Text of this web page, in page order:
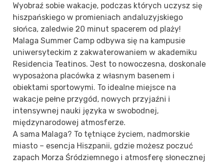
Wyobraź sobie wakacje, podczas których uczysz się
hiszpańskiego w promieniach andaluzyjskiego
słońca, zaledwie 20 minut spacerem od plaży!
Malaga Summer Camp odbywa się na kampusie
uniwersyteckim z zakwaterowaniem w akademiku
Residencia Teatinos. Jest to nowoczesna, doskonale
wyposażona placówka z własnym basenem i
obiektami sportowymi. To idealne miejsce na
wakacje pełne przygód, nowych przyjaźni i
intensywnej nauki języka w swobodnej,
międzynarodowej atmosferze.
A sama Malaga? To tętniące życiem, nadmorskie
miasto – esencja Hiszpanii, gdzie możesz poczuć
zapach Morza Śródziemnego i atmosferę słonecznej